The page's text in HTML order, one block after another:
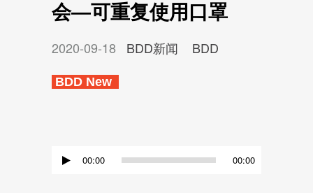
会—可重复使用口罩
2020-09-18 BDD新闻 BDD
BDD New
00:00 00:00